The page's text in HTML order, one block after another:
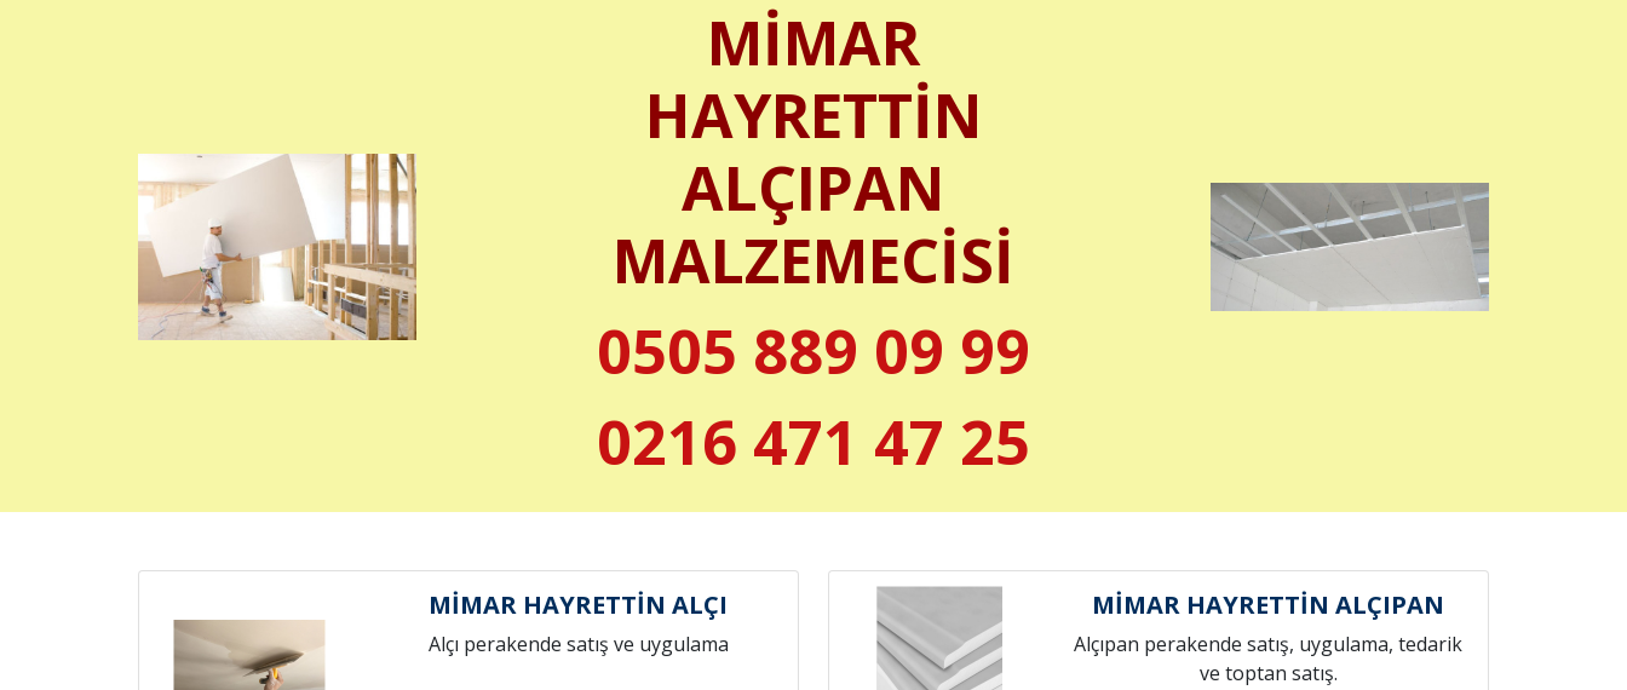
MİMAR
HAYRETTİN
ALÇIPAN
MALZEMECİSİ
0505 889 09 99
0216 471 47 25
MİMAR HAYRETTİN ALÇI
Alçı perakende satış ve uygulama
MİMAR HAYRETTİN ALÇIPAN
Alçıpan perakende satış, uygulama, tedarik
ve toptan satış.